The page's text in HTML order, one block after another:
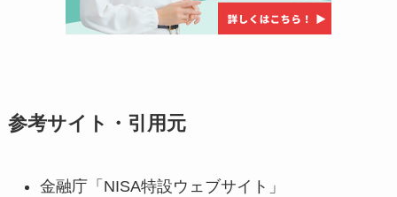
参考サイト・引用元
金融庁「NISA特設ウェブサイト」